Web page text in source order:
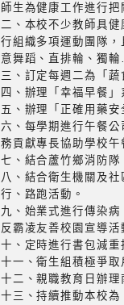
師生為健康工作進行把
二、本校不少教師具
行組織多項運動團隊
意舞蹈、直排輪、獨
三、訂定每週二為「
四、辦理「幸福早餐
五、辦理「正確用藥
六、每學期進行午餐
務貢獻專長協助學校午
七、結合蘆竹鄉消防隊
八、結合衛生機關及
行、路跑活動。
九、始業式進行傳染
反霸凌友善校園宣導活
十、定時進行書包減重
十一、衛生組積極爭
十二、親職教育日辦理
十三、持續推動本校